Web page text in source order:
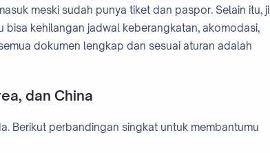
meski sudah punya tiket dan paspor. Selain itu,
kehilangan jadwal keberangkatan, akomodasi,
dokumen lengkap dan sesuai aturan adalah
dan China
Berikut perbandingan singkat untuk membantumu